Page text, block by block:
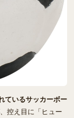
ているサッカーボー
控え目に「ヒュー